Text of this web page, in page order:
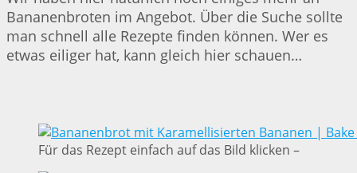
Bananenbroten im Angebot. Über die Suche sollte
man schnell alle Rezepte finden können. Wer es
etwas eiliger hat, kann gleich hier schauen…
Für das Rezept einfach auf das Bild klicken –